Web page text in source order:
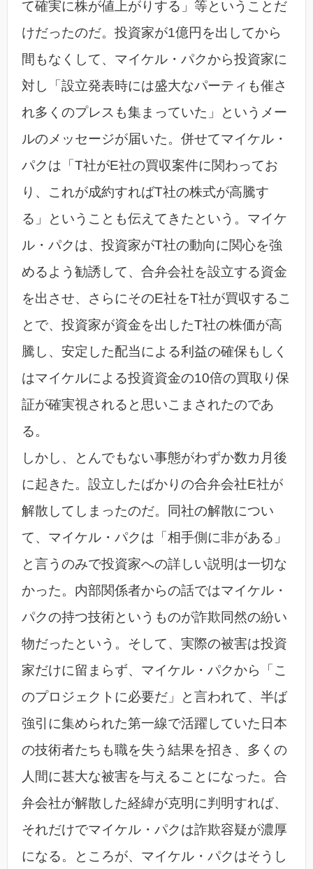
て確実に株が値上がりする」等ということだ
けだったのだ。投資家が1億円を出してから
間もなくして、マイケル・パクから投資家に
対し「設立発表時には盛大なパーティも催さ
れ多くのプレスも集まっていた」というメー
ルのメッセージが届いた。併せてマイケル・
パクは「T社がE社の買収案件に関わってお
り、これが成約すればT社の株式が高騰す
る」ということも伝えてきたという。マイケ
ル・パクは、投資家がT社の動向に関心を強
めるよう勧誘して、合弁会社を設立する資金
を出させ、さらにそのE社をT社が買収するこ
とで、投資家が資金を出したT社の株価が高
騰し、安定した配当による利益の確保もしく
はマイケルによる投資資金の10倍の買取り保
証が確実視されると思いこまされたのであ
る。
しかし、とんでもない事態がわずか数カ月後
に起きた。設立したばかりの合弁会社E社が
解散してしまったのだ。同社の解散につい
て、マイケル・パクは「相手側に非がある」
と言うのみで投資家への詳しい説明は一切な
かった。内部関係者からの話ではマイケル・
パクの持つ技術というものが詐欺同然の紛い
物だったという。そして、実際の被害は投資
家だけに留まらず、マイケル・パクから「こ
のプロジェクトに必要だ」と言われて、半ば
強引に集められた第一線で活躍していた日本
の技術者たちも職を失う結果を招き、多くの
人間に甚大な被害を与えることになった。合
弁会社が解散した経緯が克明に判明すれば、
それだけでマイケル・パクは詐欺容疑が濃厚
になる。ところが、マイケル・パクはそうし